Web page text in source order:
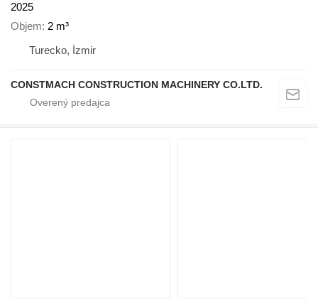
2025
Objem 2 m³
Turecko, İzmir
CONSTMACH CONSTRUCTION MACHINERY CO.LTD.